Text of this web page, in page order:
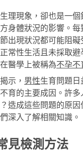
理現象，卻也是一個
身體狀況的影響。每
出現狀況都可能阻礙
常性生活且未採取
醫學上被稱為不孕不
示， 男性生育問題日
育的主要成因。許多
造成這些問題的原
深入了解相關知識。
見檢測方法